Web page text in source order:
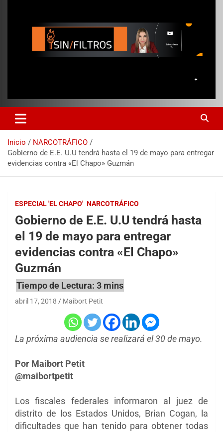
Inicio
NARCOTRÁFICO
Gobierno de E.E. U.U tendrá hasta el 19 de mayo para entregar
evidencias contra «El Chapo» Guzmán
ESPECIAL 'EL CHAPO' NARCOTRÁFICO
Gobierno de E.E. U.U tendrá hasta
el 19 de mayo para entregar
evidencias contra «El Chapo»
Guzmán
abril 17, 2018 Maibort Petit
La próxima audiencia se realizará el 30 de mayo.
Por Maibort Petit
@maibortpetit
Los fiscales federales informaron al juez de
distrito de los Estados Unidos, Brian Cogan, la
dificultades que han tenido para obtener todas